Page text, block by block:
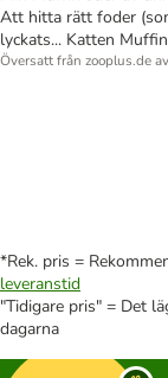
Att hitta rätt foder
lyckats... Katten
Översatt från zooplus.de
*Rek. pris =
leveranstid
"Tidigare pris" = Det
dagarna